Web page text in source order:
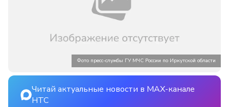
Фото пресс-службы ГУ МЧС России по Иркутской области
Читай актуальные новости в MAX-канале
НТС